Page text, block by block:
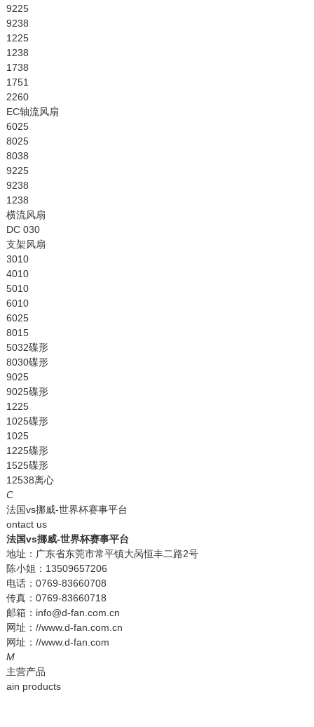
9225
9238
1225
1238
1738
1751
2260
EC轴流风扇
6025
8025
8038
9225
9238
1238
横流风扇
DC 030
支架风扇
3010
4010
5010
6010
6025
8015
5032碟形
8030碟形
9025
9025碟形
1225
1025碟形
1025
1225碟形
1525碟形
12538离心
C
法国vs挪威-世界杯赛事平台
ontact us
法国vs挪威-世界杯赛事平台
地址：广东省东莞市常平镇大呙恒丰二路2号
陈小姐：13509657206
电话：0769-83660708
传真：0769-83660718
邮箱：info@d-fan.com.cn
网址：//www.d-fan.com.cn
网址：//www.d-fan.com
M
主营产品
ain products